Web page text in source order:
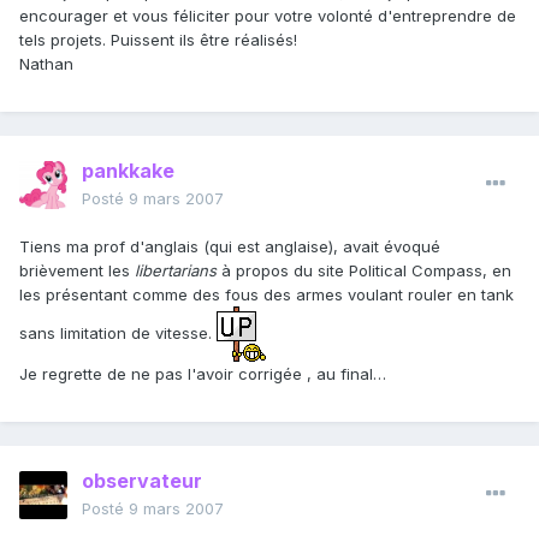
encourager et vous féliciter pour votre volonté d'entreprendre de
tels projets. Puissent ils être réalisés!
Nathan
pankkake
Posté 9 mars 2007
Tiens ma prof d'anglais (qui est anglaise), avait évoqué
brièvement les libertariansà propos du site Political Compass, en
les présentant comme des fous des armes voulant rouler en tank
sans limitation de vitesse.
Je regrette de ne pas l'avoir corrigée , au final…
observateur
Posté 9 mars 2007